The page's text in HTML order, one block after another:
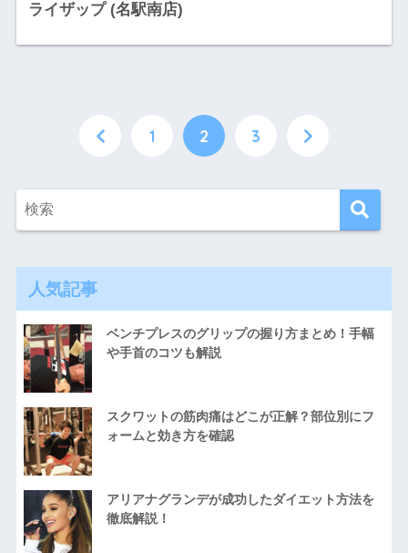
ライザップ (名駅南店)
1 2 3
人気記事
ベンチプレスのグリップの握り方まとめ！手幅
や手首のコツも解説
スクワットの筋肉痛はどこが正解？部位別にフ
ォームと効き方を確認
アリアナグランデが成功したダイエット方法を
徹底解説！